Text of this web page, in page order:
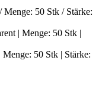
Menge: 50 Stk / Stärke:
| Menge: 50 Stk |
Menge: 50 Stk | Stärke: